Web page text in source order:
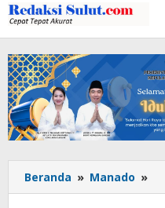
Lewati
ke
konten
Beranda » Manado »